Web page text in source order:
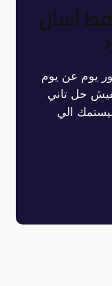
أسأل
يوم عن يوم
حل تاني
الي